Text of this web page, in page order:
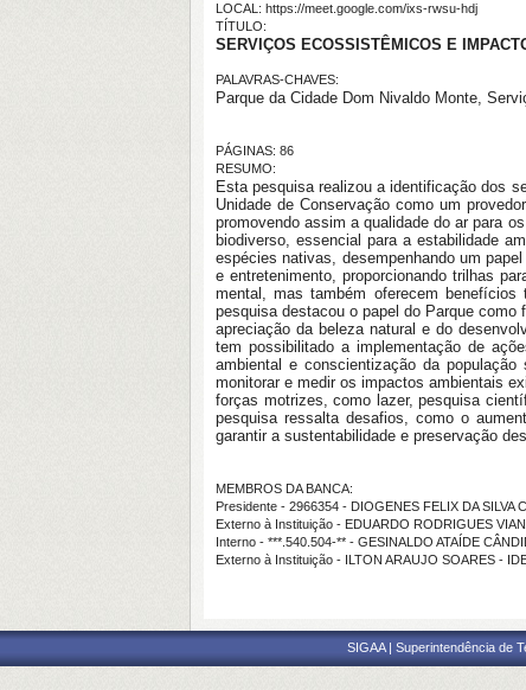
LOCAL: https://meet.google.com/ixs-rwsu-hdj
TÍTULO:
SERVIÇOS ECOSSISTÊMICOS E
PALAVRAS-CHAVES:
Parque da Cidade Dom Nivaldo Monte,
PÁGINAS: 86
RESUMO:
Esta pesquisa realizou a identificação dos
Unidade de Conservação como um
promovendo assim a qualidade do ar para
biodiverso, essencial para a estabilidade
espécies nativas, desempenhando um
e entretenimento, proporcionando trilhas
mental, mas também oferecem
pesquisa destacou o papel do Parque
apreciação da beleza natural e do
tem possibilitado a implementação de
ambiental e conscientização da
monitorar e medir os impactos ambientais
forças motrizes, como lazer, pesquisa
pesquisa ressalta desafios, como o
garantir a sustentabilidade e preservação
MEMBROS DA BANCA:
Presidente - 2966354 - DIOGENES FELIX DA SILVA
Externo à Instituição - EDUARDO RODRIGUES
Interno - ***.540.504-** - GESINALDO ATAÍDE
Externo à Instituição - ILTON ARAUJO SOARES -
SIGAA | Superintendência de